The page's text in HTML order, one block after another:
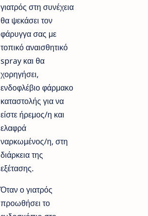
γιατρός στη συνέχεια
θα ψεκάσει τον
φάρυγγα σας με
τοπικό αναισθητικό
spray και θα
χορηγήσει,
ενδοφλέβιο φάρμακο
καταστολής για να
είστε ήρεμος/η και
ελαφρά
ναρκωμένος/η, στη
διάρκεια της
εξέτασης.
Όταν ο γιατρός
προωθήσει το